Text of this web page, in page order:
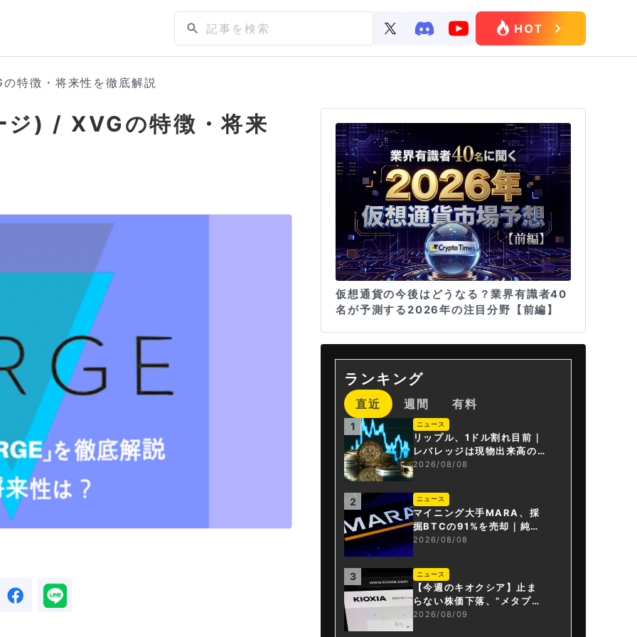
特徴・将来性を徹底解説
) / XVGの特徴・将来
仮想通貨の今後はどうなる？業界有識者40
名が予測する2026年の注目分野【前編】
ランキング
直近 週間 有料
1 ニュース
リップル、1ドル割れ目前｜
レバレッジは現物出来高の6
倍超
2026/08/08
2 ニュース
マイニング大手MARA、採
掘BTCの91%を売却｜純損
失6億ドル
2026/08/08
3 ニュース
【今週のキオクシア】止ま
らない株価下落、”メタプラ
ネット化”の指摘は本当？
2026/08/09